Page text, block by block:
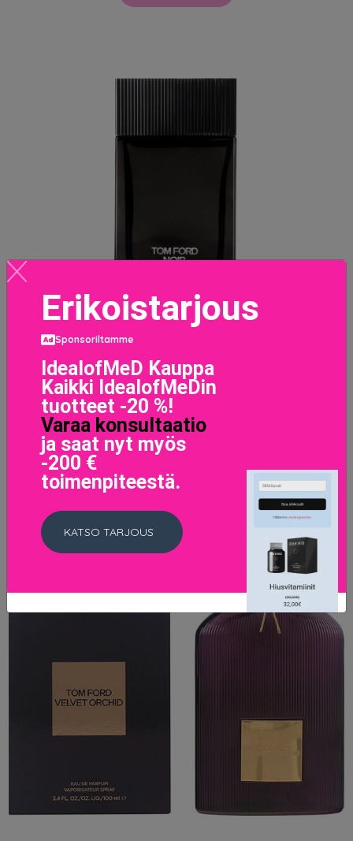
Noir EdP 100 ml
120 EUR
LISÄTIETOJA
Erikoistarjous
Sponsoriltamme
IdealofMeD Kauppa
Kaikki IdealofMeDin
tuotteet -20 %!
Varaa konsultaatio
ja saat nyt myös
-200 €
toimenpiteestä.
KATSO TARJOUS